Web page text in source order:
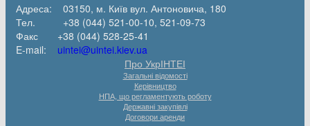
Адреса: 03150, м. Київ вул. Антоновича, 180
Тел. +38 (044) 521-00-10, 521-09-73
Факс +38 (044) 528-25-41
E-mail: uintei@uintei.kiev.ua
Про УкрІНТЕІ
Загальні відомості
Керівництво
НПА, що регламентують роботу
Державні закупівлі
Договори аренди